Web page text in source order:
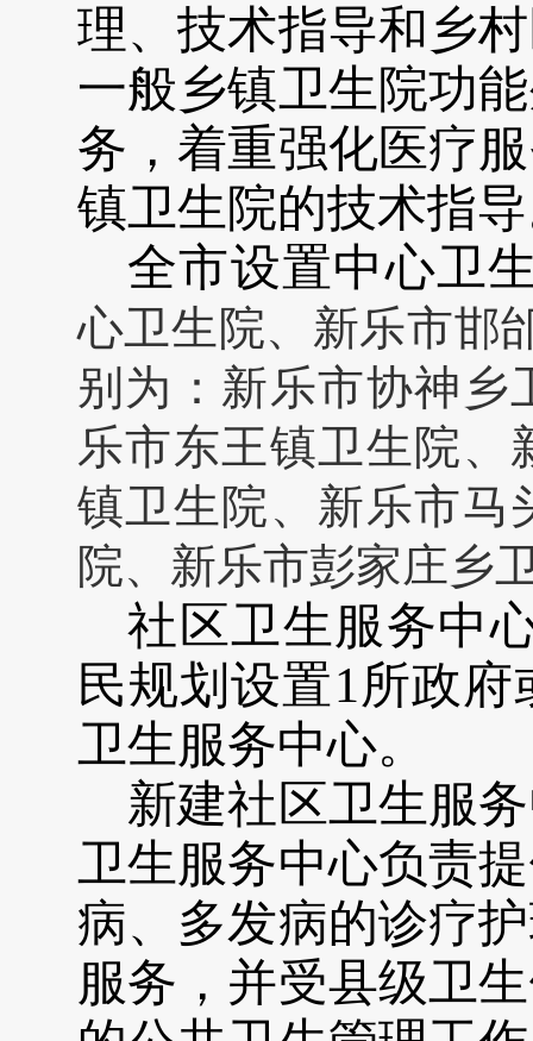
理、技术指导和乡
一般乡镇卫生院功
务，着重强化医疗
镇卫生院的技术指
全市设置中心卫
心卫生院、新乐市邯
别为：新乐市协神乡
乐市东王镇卫生院、
镇卫生院、新乐市马
院、新乐市彭家庄乡
社区卫生服务中
民规划设置1所政
卫生服务中心。
新建社区卫生服
卫生服务中心负责
病、多发病的诊疗
服务，并受县级卫